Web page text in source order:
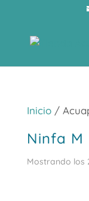
Inicio/
Ninfa M
Mostrando los